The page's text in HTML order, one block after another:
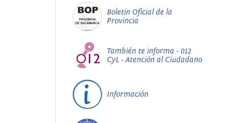
Boletín Oficial de la
Provincia
También te informa - 012
CyL - Atención al Ciudadano
Información